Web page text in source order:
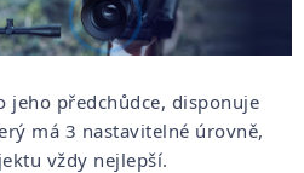
jeho předchůdce, disponuje
má 3 nastavitelné úrovně,
vždy nejlepší.